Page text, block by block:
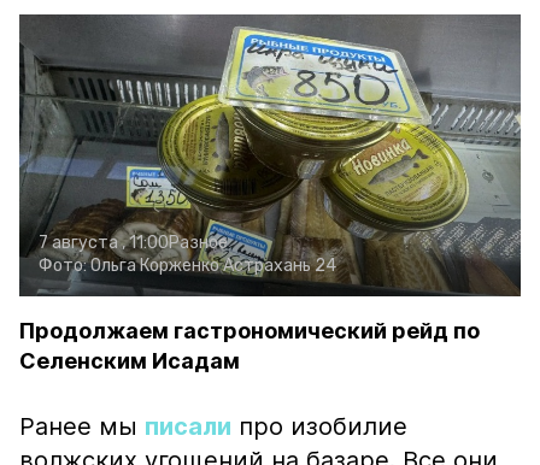
7 августа , 11:00Разное
Фото:Ольга КорженкоАстрахань 24
Продолжаем гастрономический рейд по
Селенским Исадам
Ранее мы писали про изобилие